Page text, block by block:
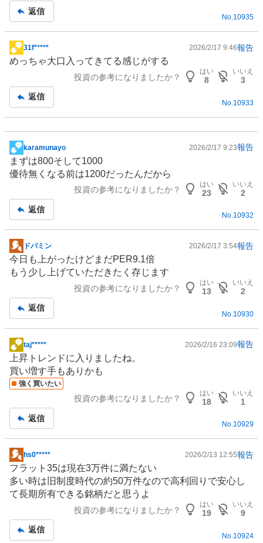
返信
No.10935
掲
示
事
31f***** 2026/2/17 9:46報告
めっちゃ大口入ってきてる感じがする
投資の参考になりましたか？
はい
8
いいえ
3
返信
No. 10933
掲
示
板
karamunayo 2026/2/17 9:23報告
まずは800そして1000
優待無くなる前は1200だったんだから
投資の参考になりましたか？
はい
23
いいえ
2
返信
No.10932
掲
示
板
ドパミン 2026/2/17 3:54報告
今日も上がったけどまだPER9.1倍
もう少し上げていただきたく存じます
投資の参考になりましたか？
はい
13
いいえ
2
返信
No. 10930
掲
示
板
記
taj***** 2026/2/16 23:09報告
上昇トレンドに入りましたね。
買い増す手もありかも
強く買いたい
投資の参考になりましたか？
はい
18
いいえ
1
返信
No.10929
掲
示
板
記
hs0***** 2026/2/13 12:55報告
フラット35は現在3万件に満たない
多い時は旧制度時代の約50万件なので高利回りで安心し
て長期所有できる銘柄だと思うよ
投資の参考になりましたか？
はい
19
いいえ
9
返信
No. 10924